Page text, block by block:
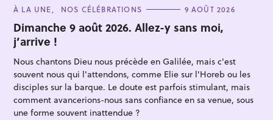
C
T
E
G
O
R
I
E
S
À LA UNE NOS CÉLÉBRATIONS 9 AOÛT 2026
Dimanche 9 août 2026. Allez-y sans moi,
j’arrive !
Nous chantons Dieu nous précède en Galilée, mais c'est
souvent nous qui l'attendons, comme Elie sur l'Horeb ou les
disciples sur la barque. Le doute est parfois stimulant, mais
comment avancerions-nous sans confiance en sa venue, sous
une forme souvent inattendue ?
c
h
e
r